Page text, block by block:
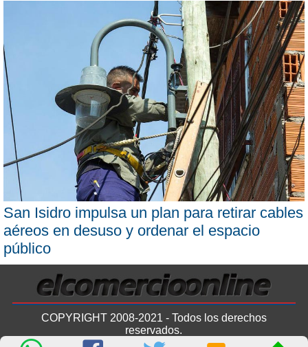
San Isidro impulsa un plan para retirar cables
aéreos en desuso y ordenar el espacio
público
COPYRIGHT 2008-2021 - Todos los derechos
reservados.